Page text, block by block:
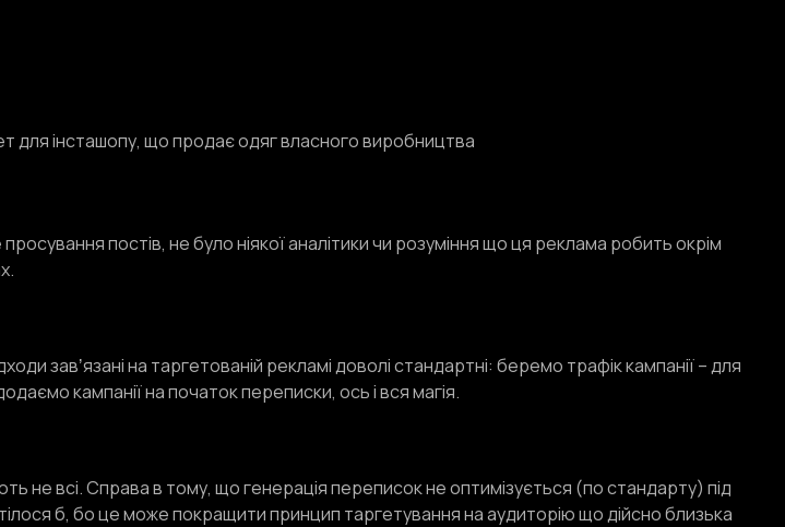
для інсташопу, що продає одяг власного виробництва
постів, не було ніякої аналітики чи розуміння що ця реклама робить окрім
завʼязані на таргетованій рекламі доволі стандартні: беремо трафік кампанії – для
кампанії на початок переписки, ось і вся магія.
не всі. Справа в тому, що генерація переписок не оптимізується (по стандарту) під
б, бо це може покращити принцип таргетування на аудиторію що дійсно близька